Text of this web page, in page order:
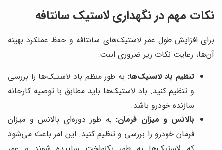
نکات مهم در نگهداری لاستیک سانتافه
برای افزایش طول عمر لاستیک‌های سانتافه و حفظ عملکرد بهینه
آن‌ها، رعایت نکات زیر ضروری است:
تنظیم باد لاستیک‌ها: به طور منظم باد لاستیک‌ها را بررسی
و تنظیم کنید. باد لاستیک‌ها باید مطابق با توصیه کارخانه
سازنده خودرو باشد.
بالانس و میزان فرمان: به طور دوره‌ای بالانس و میزان
فرمان خودرو را بررسی و تنظیم کنید. این امر باعث می‌شود